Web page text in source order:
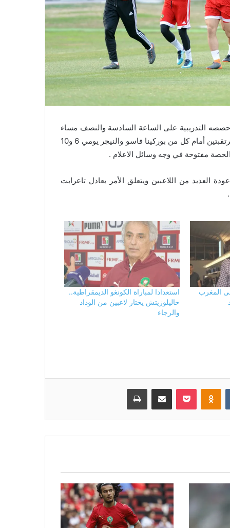
حصصه التدريبية على الساعة السادسة والنصف مساء
بقيادة المدرب الجديد وحيد حاليلوزيتش استعداد للمواجهتين المرتقبتين أمام كل من بوركينا فاسو والنيجر يومي 6 و10
مفتوحة في وجه وسائل الاعلام .
فيما شهدت اللائحة عودة العديد من اللاعبين ويتعلق الأمر بعادل تاعرابت
المغرب
استعدادا لمباراة الكونغو الديمقراطية..
حاليلوزيتش يختار لاعبين من الوداد
والرجاء
Odnoklassniki
بوكيت مشاركة عبر البريد طباعة